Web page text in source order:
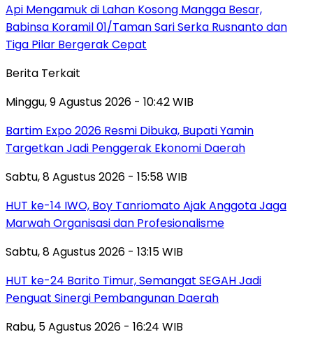
Api Mengamuk di Lahan Kosong Mangga Besar,
Babinsa Koramil 01/Taman Sari Serka Rusnanto dan
Tiga Pilar Bergerak Cepat
Berita Terkait
Minggu, 9 Agustus 2026 - 10:42 WIB
Bartim Expo 2026 Resmi Dibuka, Bupati Yamin
Targetkan Jadi Penggerak Ekonomi Daerah
Sabtu, 8 Agustus 2026 - 15:58 WIB
HUT ke-14 IWO, Boy Tanriomato Ajak Anggota Jaga
Marwah Organisasi dan Profesionalisme
Sabtu, 8 Agustus 2026 - 13:15 WIB
HUT ke-24 Barito Timur, Semangat SEGAH Jadi
Penguat Sinergi Pembangunan Daerah
Rabu, 5 Agustus 2026 - 16:24 WIB